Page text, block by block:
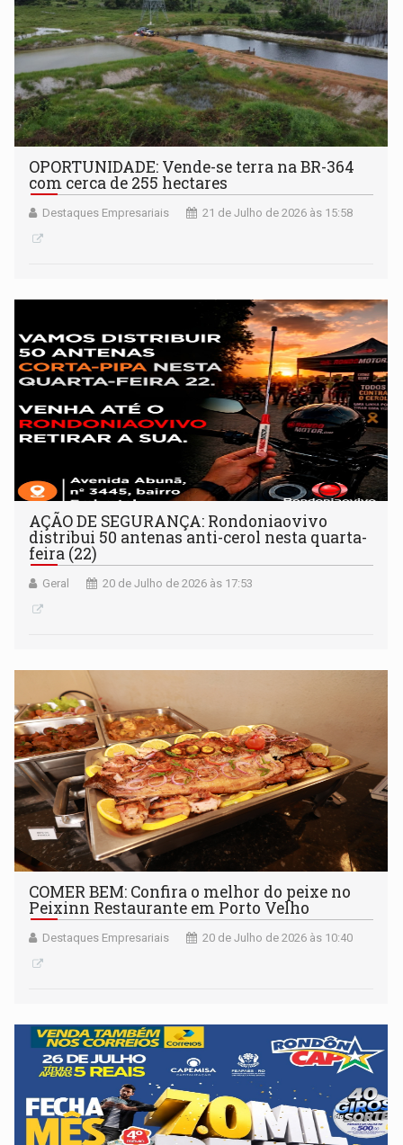
OPORTUNIDADE: Vende-se terra na BR-364
com cerca de 255 hectares
Destaques Empresariais 21 de Julho de 2026 às 15:58
AÇÃO DE SEGURANÇA: Rondoniaovivo
distribui 50 antenas anti-cerol nesta quarta-
feira (22)
Geral 20 de Julho de 2026 às 17:53
COMER BEM: Confira o melhor do peixe no
Peixinn Restaurante em Porto Velho
Destaques Empresariais 20 de Julho de 2026 às 10:40